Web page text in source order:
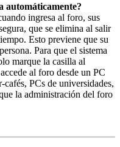
automáticamente?
ingresa al foro, sus
que se elimina al salir
Esto previene que su
Para que el sistema
marque la casilla al
al foro desde un PC
PCs de universidades,
la administración del foro